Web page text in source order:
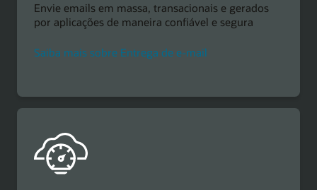
Envie emails em massa, transacionais e gerados
por aplicações de maneira confiável e segura
Saiba mais sobre Entrega de e-mail